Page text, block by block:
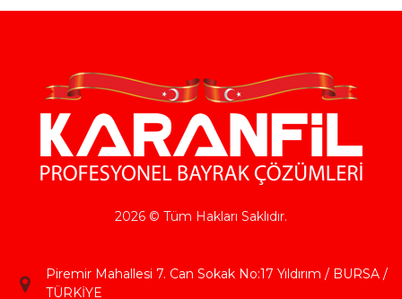
2026 © Tüm Hakları Saklıdır.
Piremir Mahallesi 7. Can Sokak No:17 Yıldırım / BURSA /
TÜRKİYE